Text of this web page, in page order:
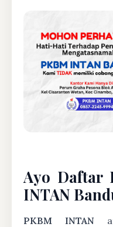
Ayo Daftar
INTAN
PKBM INTAN